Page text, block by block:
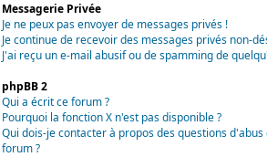
Messagerie Privée
Je ne peux pas envoyer de messages privés !
Je continue de recevoir des messages privés non-
J'ai reçu un e-mail abusif ou de spamming de
phpBB 2
Qui a écrit ce forum ?
Pourquoi la fonction X n'est pas disponible ?
Qui dois-je contacter à propos des questions
forum ?